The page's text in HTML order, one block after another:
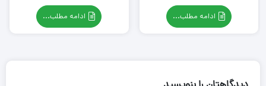
ادامه مطلب... ادامه مطلب...